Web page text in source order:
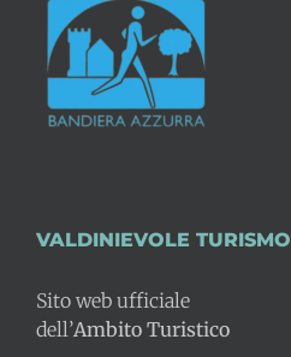
VALDINIEVOLE TURISMO
Sito web ufficiale
dell’Ambito Turistico